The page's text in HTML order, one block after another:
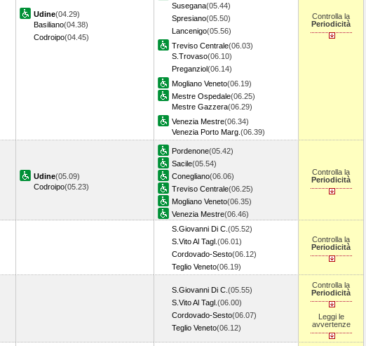
Udine(04.29)
Basiliano(04.38)
Codroipo(04.45)
Susegana(05.44)
Spresiano(05.50)
Lancenigo(05.56)
Treviso Centrale(06.03)
S.Trovaso(06.10)
Preganziol(06.14)
Mogliano Veneto(06.19)
Mestre Ospedale(06.25)
Mestre Gazzera(06.29)
Venezia Mestre(06.34)
Venezia Porto Marg. (06.39)
Controlla la
Periodicità
Udine(05.09)
Codroipo(05.23)
Pordenone(05.42)
Sacile(05.54)
Conegliano(06.06)
Treviso Centrale(06.25)
Mogliano Veneto(06.35)
Venezia Mestre(06.46)
Controlla la
Periodicità
S.Giovanni Di C. (05.52)
S.Vito Al Tagl. (06.01)
Cordovado-Sesto(06.12)
Teglio Veneto(06.19)
Controlla la
Periodicità
S.Giovanni Di C. (05.55)
S.Vito Al Tagl. (06.00)
Cordovado-Sesto(06.07)
Teglio Veneto(06.12)
Controlla la
Periodicità
Leggi le
avvertenze